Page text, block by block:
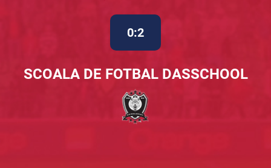
0:2
SCOALA DE FOTBAL DASSCHOOL